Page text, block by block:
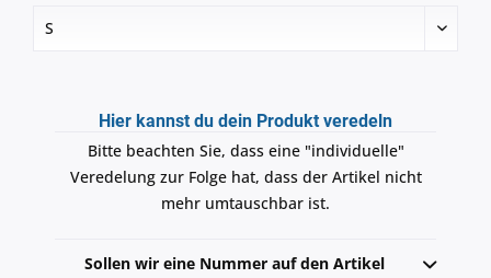
Hier kannst du dein Produkt veredeln
Bitte beachten Sie, dass eine "individuelle"
Veredelung zur Folge hat, dass der Artikel nicht
mehr umtauschbar ist.
Sollen wir eine Nummer auf den Artikel